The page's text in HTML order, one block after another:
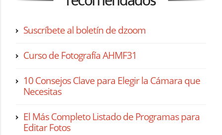
Suscríbete al boletín de dzoom
Curso de Fotografía AHMF31
10 Consejos Clave para Elegir la Cámara que
Necesitas
El Más Completo Listado de Programas para
Editar Fotos